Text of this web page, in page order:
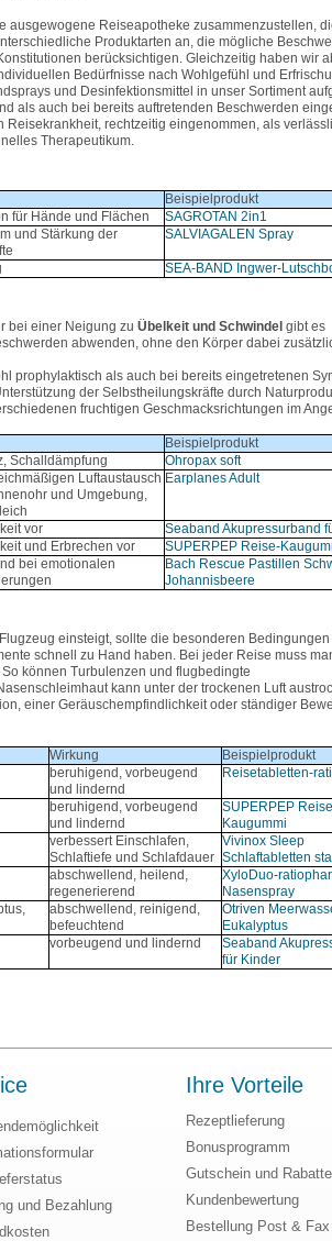
ausgewogene Reiseapotheke zusammenzustellen,
Produktarten an, die mögliche
berücksichtigen. Gleichzeitig haben wir
Bedürfnisse nach Wohlgefühl und
und Desinfektionsmittel in unser Sortiment
als auch bei bereits auftretenden Beschwerden
rechtzeitig eingenommen, als
Therapeutikum.
Beispielprodukt
für Hände und Flächen
SAGROTAN 2in1
und Stärkung der
SALVIAGALEN Spray
SEA-BAND Ingwer-
bei einer Neigung zu Übelkeit und Schwindel gibt es
abwenden, ohne den Körper dabei
prophylaktisch als auch bei bereits eingetretenen
der Selbstheilungskräfte durch
fruchtigen Geschmacksrichtungen im
Beispielprodukt
Schalldämpfung
Ohropax soft
Luftaustausch
und Umgebung,
Earplanes Adult
vor
Seaband Akupressurband
und Erbrechen vor
SUPERPEP Reise-
bei emotionalen
Bach Rescue Pastillen
Johannisbeere
einsteigt, sollte die besonderen Bedingungen
schnell zu Hand haben. Bei jeder Reise muss
können Turbulenzen und flugbedingte
kann unter der trockenen Luft
einer Geräuschempfindlichkeit oder ständiger
Wirkung
Beispielprodukt
beruhigend, vorbeugend
und lindernd
Reisetabletten-
beruhigend, vorbeugend
und lindernd
SUPERPEP
Kaugummi
verbessert Einschlafen,
Schlaftiefe und Schlafdauer
Vivinox Sleep
Schlaftabletten
abschwellend, heilend,
regenerierend
XyloDuo-
Nasenspray
abschwellend, reinigend,
befeuchtend
Otriven
Eukalyptus
vorbeugend und lindernd
Seaband
für Kinder
und Bezahlung
Ihre Vorteile
Rezeptlieferung
Bonusprogramm
Gutschein und Rabatte
Kundenbewertung
Bestellung Post & Fax